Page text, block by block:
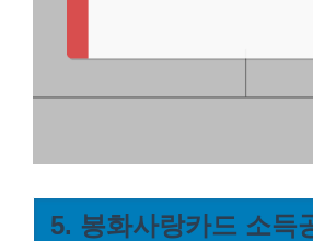
5. 봉화사랑카드 소득